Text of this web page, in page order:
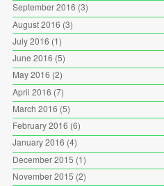
September 2016 (3)
August 2016 (3)
July 2016 (1)
June 2016 (5)
May 2016 (2)
April 2016 (7)
March 2016 (5)
February 2016 (6)
January 2016 (4)
December 2015 (1)
November 2015 (2)